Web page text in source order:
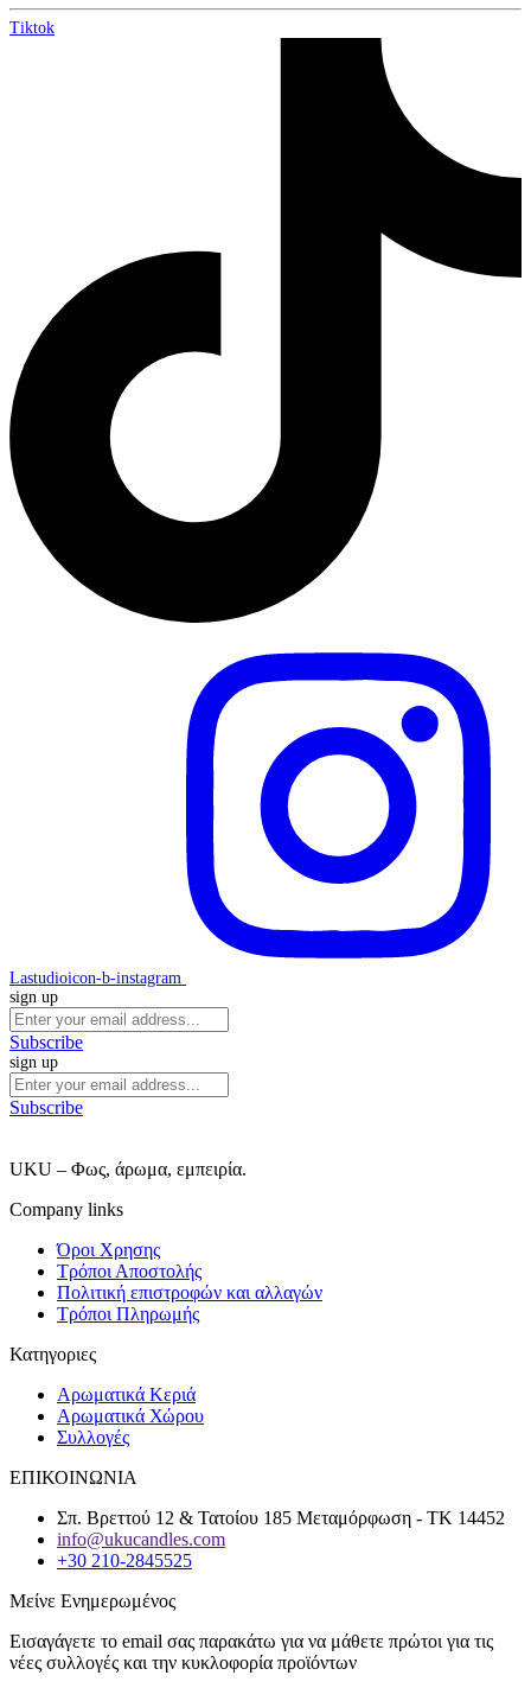
Tiktok
Lastudioicon-b-instagram
sign up
Subscribe
sign up
Subscribe
UKU – Φως, άρωμα, εμπειρία.
Company links
Όροι Χρησης
Τρόποι Αποστολής
Πολιτική επιστροφών και αλλαγών
Τρόποι Πληρωμής
Κατηγοριες
Αρωματικά Κεριά
Αρωματικά Χώρου
Συλλογές
ΕΠΙΚΟΙΝΩΝΙΑ
Σπ. Βρεττού 12 & Τατοίου 185 Μεταμόρφωση - ΤΚ 14452
info@ukucandles.com
+30 210-2845525
Μείνε Ενημερωμένος
Εισαγάγετε το email σας παρακάτω για να μάθετε πρώτοι για τις
νέες συλλογές και την κυκλοφορία προϊόντων